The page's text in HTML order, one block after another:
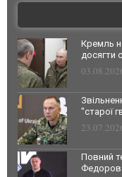
Кремль
досягти
"старої
Повний